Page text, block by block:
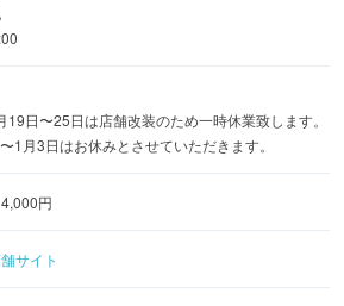
19日〜25日は店舗改装のため一時休業致します。
1月3日はお休みとさせていただきます。
円
サイト